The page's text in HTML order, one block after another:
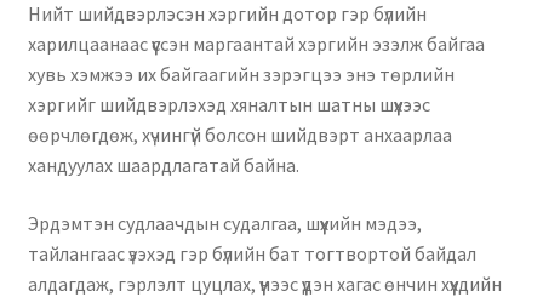
Эрсдэлийн удирдлага
Нийт шийдвэрлэсэн хэргийн дотор гэр бүлийн
харилцаанаас үүссэн маргаантай хэргийн эзэлж байгаа
хувь хэмжээ их байгаагийн зэрэгцээ энэ төрлийн
хэргийг шийдвэрлэхэд хяналтын шатны шүүхээс
өөрчлөгдөж, хүчингүй болсон шийдвэрт анхаарлаа
хандуулах шаардлагатай байна.
Эрдэмтэн судлаачдын судалгаа, шүүхийн мэдээ,
тайлангаас үзэхэд гэр бүлийн бат тогтвортой байдал
алдагдаж, гэрлэлт цуцлах, үүнээс үүдэн хагас өнчин хүүхдийн